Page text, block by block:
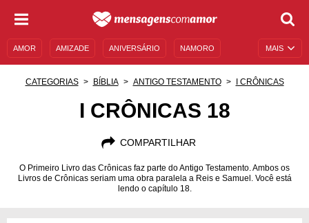
MAIS
AMOR AMIZADE ANIVERSÁRIO NAMORO
AUTOAJUDA
CATEGORIAS BÍBLIA ANTIGO TESTAMENTO I CRÔNICAS
I CRÔNICAS 18
COMPARTILHAR
O Primeiro Livro das Crônicas faz parte do Antigo Testamento. Ambos os
Livros de Crônicas seriam uma obra paralela a Reis e Samuel. Você está
lendo o capítulo 18.